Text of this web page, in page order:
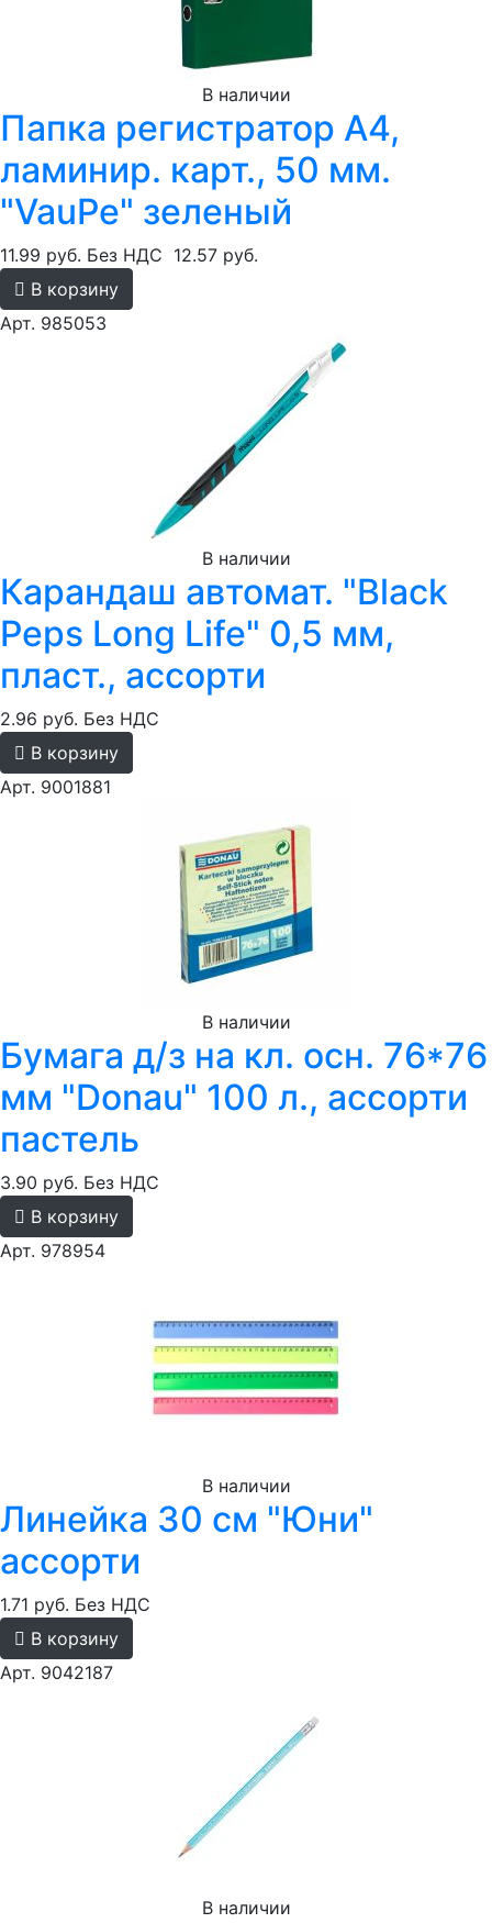
В наличии
Папка регистратор А4,
ламинир. карт., 50 мм.
"VauPe" зеленый
11.99 руб. Без НДС 12.57 руб.
В корзину
Арт. 985053
В наличии
Карандаш автомат. "Black
Peps Long Life" 0,5 мм,
пласт., ассорти
2.96 руб. Без НДС
В корзину
Арт. 9001881
В наличии
Бумага д/з на кл. осн. 76*76
мм "Donau" 100 л., ассорти
пастель
3.90 руб. Без НДС
В корзину
Арт. 978954
В наличии
Линейка 30 см "Юни"
ассорти
1.71 руб. Без НДС
В корзину
Арт. 9042187
В наличии